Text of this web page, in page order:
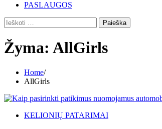
PASLAUGOS
Ieškoti:
Žyma: AllGirls
Home
AllGirls
KELIONIŲ PATARIMAI